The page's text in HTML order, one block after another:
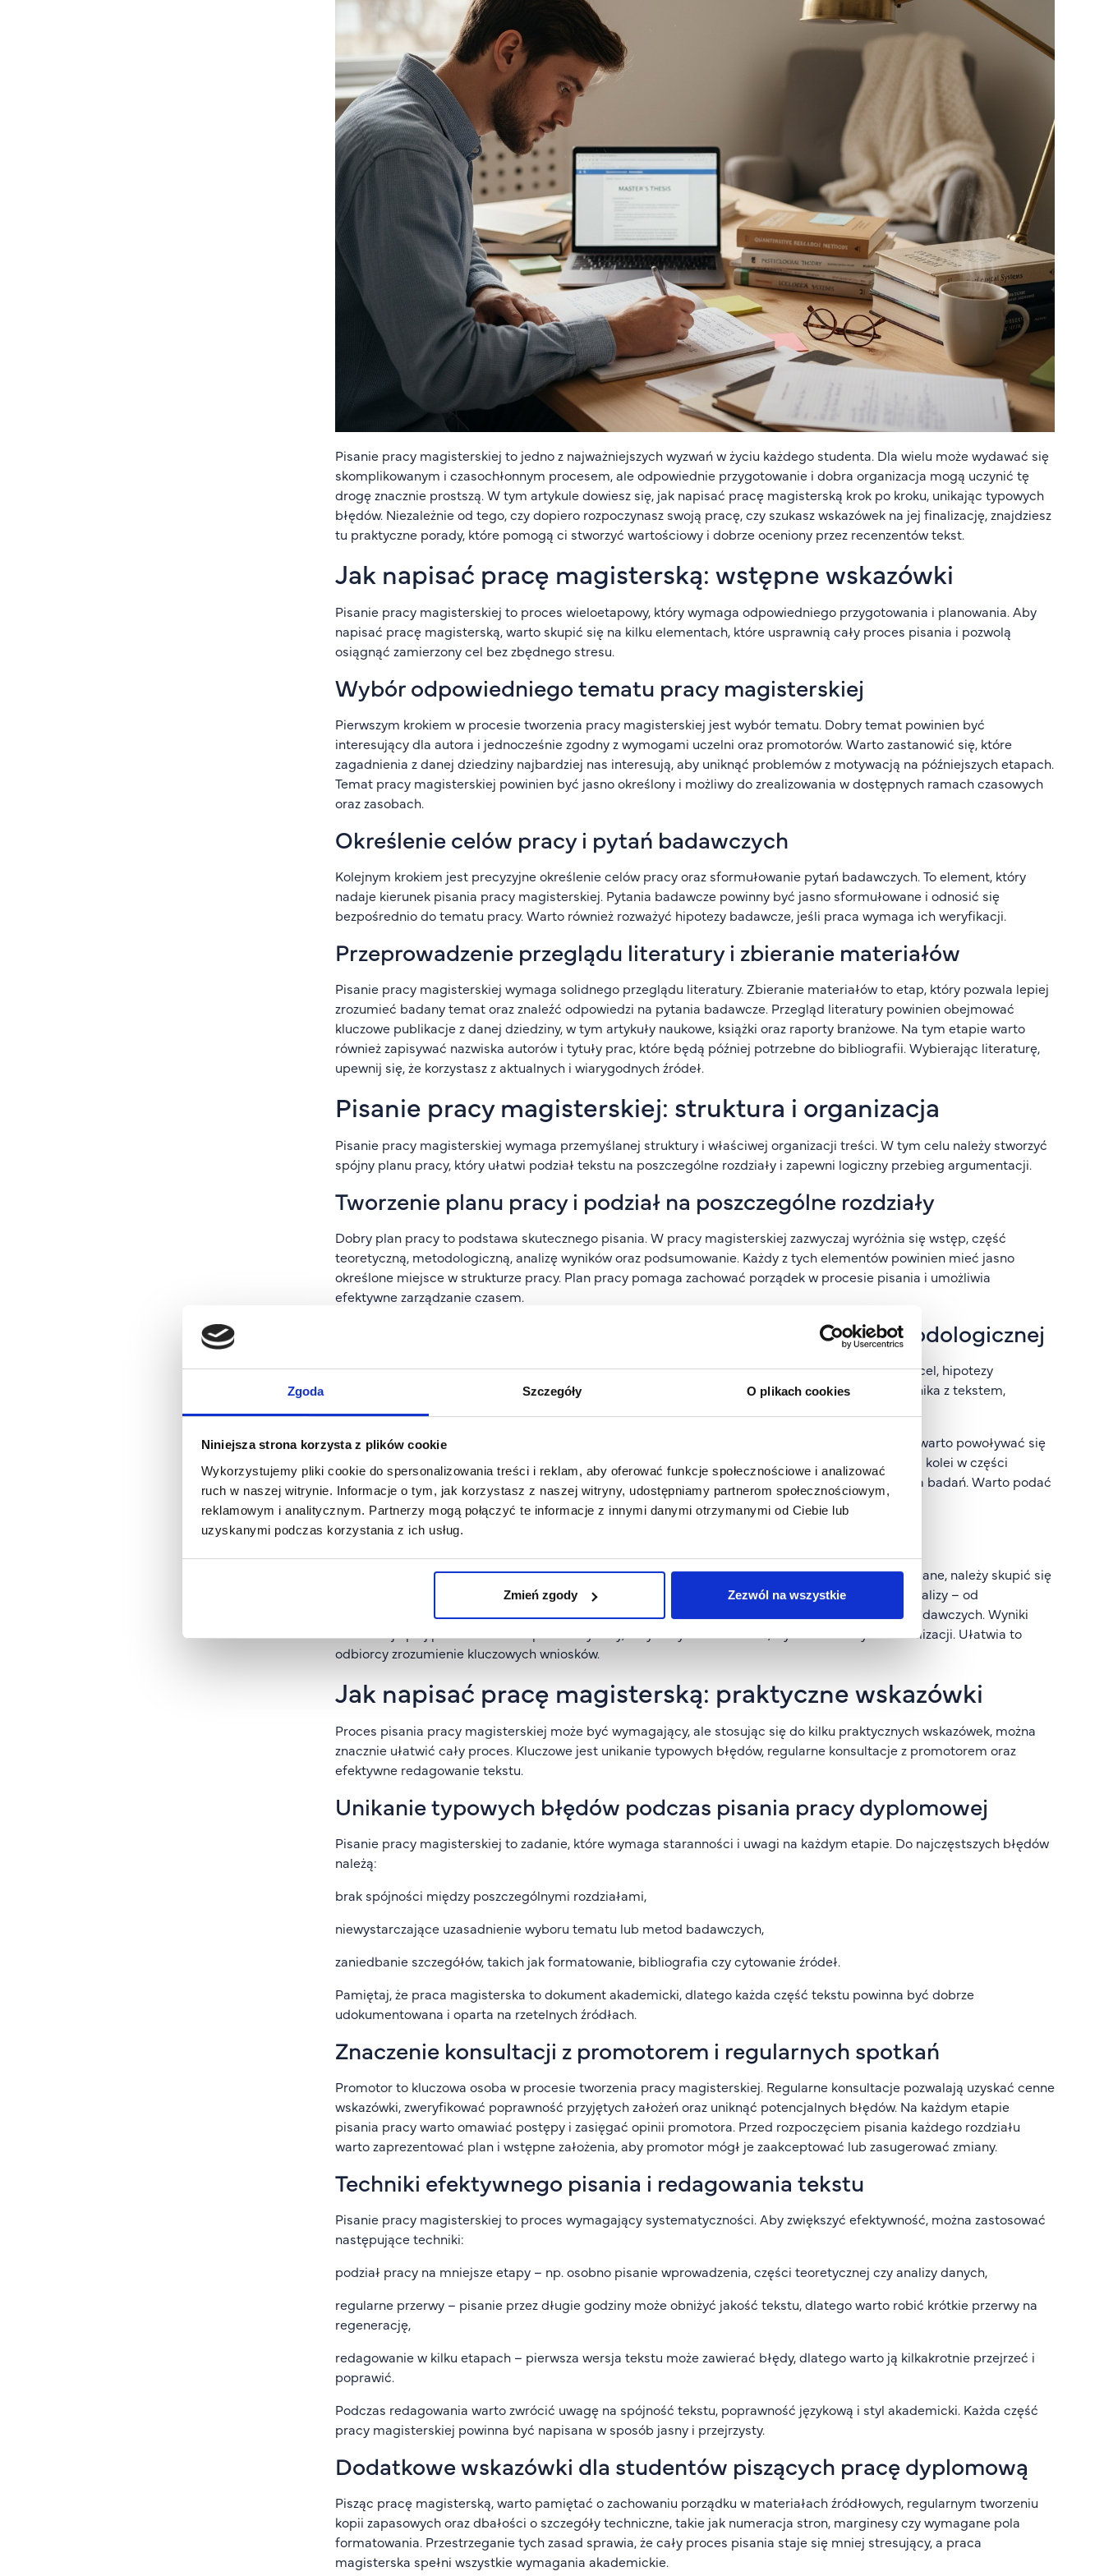
Zgoda Szczegóły O plikach cookies
Niniejsza strona korzysta z plików cookie
Wykorzystujemy pliki cookie do spersonalizowania treści i reklam, aby oferować funkcje społecznościowe i analizować
ruch w naszej witrynie. Informacje o tym, jak korzystasz z naszej witryny, udostępniamy partnerom społecznościowym,
reklamowym i analitycznym. Partnerzy mogą połączyć te informacje z innymi danymi otrzymanymi od Ciebie lub
uzyskanymi podczas korzystania z ich usług.
Zmień zgody Zezwól na wszystkie
Pisanie pracy magisterskiej to jedno z najważniejszych wyzwań w życiu każdego studenta. Dla wielu może wydawać się
skomplikowanym i czasochłonnym procesem, ale odpowiednie przygotowanie i dobra organizacja mogą uczynić tę
drogę znacznie prostszą. W tym artykule dowiesz się, jak napisać pracę magisterską krok po kroku, unikając typowych
błędów. Niezależnie od tego, czy dopiero rozpoczynasz swoją pracę, czy szukasz wskazówek na jej finalizację, znajdziesz
tu praktyczne porady, które pomogą ci stworzyć wartościowy i dobrze oceniony przez recenzentów tekst.
Jak napisać pracę magisterską: wstępne wskazówki
Pisanie pracy magisterskiej to proces wieloetapowy, który wymaga odpowiedniego przygotowania i planowania. Aby
napisać pracę magisterską, warto skupić się na kilku elementach, które usprawnią cały proces pisania i pozwolą
osiągnąć zamierzony cel bez zbędnego stresu.
Wybór odpowiedniego tematu pracy magisterskiej
Pierwszym krokiem w procesie tworzenia pracy magisterskiej jest wybór tematu. Dobry temat powinien być
interesujący dla autora i jednocześnie zgodny z wymogami uczelni oraz promotorów. Warto zastanowić się, które
zagadnienia z danej dziedziny najbardziej nas interesują, aby uniknąć problemów z motywacją na późniejszych etapach.
Temat pracy magisterskiej powinien być jasno określony i możliwy do zrealizowania w dostępnych ramach czasowych
oraz zasobach.
Określenie celów pracy i pytań badawczych
Kolejnym krokiem jest precyzyjne określenie celów pracy oraz sformułowanie pytań badawczych. To element, który
nadaje kierunek pisania pracy magisterskiej. Pytania badawcze powinny być jasno sformułowane i odnosić się
bezpośrednio do tematu pracy. Warto również rozważyć hipotezy badawcze, jeśli praca wymaga ich weryfikacji.
Przeprowadzenie przeglądu literatury i zbieranie materiałów
Pisanie pracy magisterskiej wymaga solidnego przeglądu literatury. Zbieranie materiałów to etap, który pozwala lepiej
zrozumieć badany temat oraz znaleźć odpowiedzi na pytania badawcze. Przegląd literatury powinien obejmować
kluczowe publikacje z danej dziedziny, w tym artykuły naukowe, książki oraz raporty branżowe. Na tym etapie warto
również zapisywać nazwiska autorów i tytuły prac, które będą później potrzebne do bibliografii. Wybierając literaturę,
upewnij się, że korzystasz z aktualnych i wiarygodnych źródeł.
Pisanie pracy magisterskiej: struktura i organizacja
Pisanie pracy magisterskiej wymaga przemyślanej struktury i właściwej organizacji treści. W tym celu należy stworzyć
spójny planu pracy, który ułatwi podział tekstu na poszczególne rozdziały i zapewni logiczny przebieg argumentacji.
Tworzenie planu pracy i podział na poszczególne rozdziały
Dobry plan pracy to podstawa skutecznego pisania. W pracy magisterskiej zazwyczaj wyróżnia się wstęp, część
teoretyczną, metodologiczną, analizę wyników oraz podsumowanie. Każdy z tych elementów powinien mieć jasno
określone miejsce w strukturze pracy. Plan pracy pomaga zachować porządek w procesie pisania i umożliwia
efektywne zarządzanie czasem.
Przygotowanie wprowadzenia, części teoretycznej i metodologicznej
Każda praca magisterska zaczyna się od wprowadzenia, które powinno zawierać temat pracy, jej cel, hipotezy
badawcze oraz krótką charakterystykę struktury pracy. Wprowadzenie to pierwszy kontakt czytelnika z tekstem,
W części teoretycznej należy omówić kluczowe teorie i pojęcia z danej dziedziny. Pisząc tę część, warto powoływać się
na przegląd literatury oraz korzystać z własnych słów przy interpretacji omawianych zagadnień. Z kolei w części
metodologicznej należy dokładnie opisać metody badawcze, które posłużyły do przeprowadzenia badań. Warto podać
uzasadnienie dla wyboru określonej metodologii.
Analiza danych i prezentacja wyników
Część analityczna to miejsce, gdzie przedstawiamy wyniki przeprowadzonych badań. Analizując dane, należy skupić się
na odpowiedzi na pytania badawcze oraz weryfikacji hipotez. Można zastosować różne metody analizy – od
statystycznych po studium przypadku – w zależności od tematu pracy i zastosowanych metod badawczych. Wyniki
badań najlepiej prezentować w sposób czytelny, z wykorzystaniem tabel, wykresów i innych wizualizacji. Ułatwia to
odbiorcy zrozumienie kluczowych wniosków.
Jak napisać pracę magisterską: praktyczne wskazówki
Proces pisania pracy magisterskiej może być wymagający, ale stosując się do kilku praktycznych wskazówek, można
znacznie ułatwić cały proces. Kluczowe jest unikanie typowych błędów, regularne konsultacje z promotorem oraz
efektywne redagowanie tekstu.
Unikanie typowych błędów podczas pisania pracy dyplomowej
Pisanie pracy magisterskiej to zadanie, które wymaga staranności i uwagi na każdym etapie. Do najczęstszych błędów
należą:
brak spójności między poszczególnymi rozdziałami,
niewystarczające uzasadnienie wyboru tematu lub metod badawczych,
zaniedbanie szczegółów, takich jak formatowanie, bibliografia czy cytowanie źródeł.
Pamiętaj, że praca magisterska to dokument akademicki, dlatego każda część tekstu powinna być dobrze
udokumentowana i oparta na rzetelnych źródłach.
Znaczenie konsultacji z promotorem i regularnych spotkań
Promotor to kluczowa osoba w procesie tworzenia pracy magisterskiej. Regularne konsultacje pozwalają uzyskać cenne
wskazówki, zweryfikować poprawność przyjętych założeń oraz uniknąć potencjalnych błędów. Na każdym etapie
pisania pracy warto omawiać postępy i zasięgać opinii promotora. Przed rozpoczęciem pisania każdego rozdziału
warto zaprezentować plan i wstępne założenia, aby promotor mógł je zaakceptować lub zasugerować zmiany.
Techniki efektywnego pisania i redagowania tekstu
Pisanie pracy magisterskiej to proces wymagający systematyczności. Aby zwiększyć efektywność, można zastosować
następujące techniki:
podział pracy na mniejsze etapy – np. osobno pisanie wprowadzenia, części teoretycznej czy analizy danych,
regularne przerwy – pisanie przez długie godziny może obniżyć jakość tekstu, dlatego warto robić krótkie przerwy na
regenerację,
redagowanie w kilku etapach – pierwsza wersja tekstu może zawierać błędy, dlatego warto ją kilkakrotnie przejrzeć i
poprawić.
Podczas redagowania warto zwrócić uwagę na spójność tekstu, poprawność językową i styl akademicki. Każda część
pracy magisterskiej powinna być napisana w sposób jasny i przejrzysty.
Dodatkowe wskazówki dla studentów piszących pracę dyplomową
Pisząc pracę magisterską, warto pamiętać o zachowaniu porządku w materiałach źródłowych, regularnym tworzeniu
kopii zapasowych oraz dbałości o szczegóły techniczne, takie jak numeracja stron, marginesy czy wymagane pola
formatowania. Przestrzeganie tych zasad sprawia, że cały proces pisania staje się mniej stresujący, a praca
magisterska spełni wszystkie wymagania akademickie.